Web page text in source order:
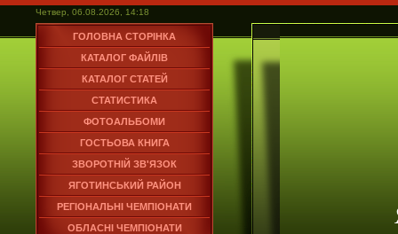
Четвер, 06.08.2026, 14:18
ГОЛОВНА СТОРІНКА
КАТАЛОГ ФАЙЛІВ
КАТАЛОГ СТАТЕЙ
СТАТИСТИКА
ФОТОАЛЬБОМИ
ГОСТЬОВА КНИГА
ЗВОРОТНІЙ ЗВ'ЯЗОК
ЯГОТИНСЬКИЙ РАЙОН
РЕГІОНАЛЬНІ ЧЕМПІОНАТИ
ОБЛАСНІ ЧЕМПІОНАТИ